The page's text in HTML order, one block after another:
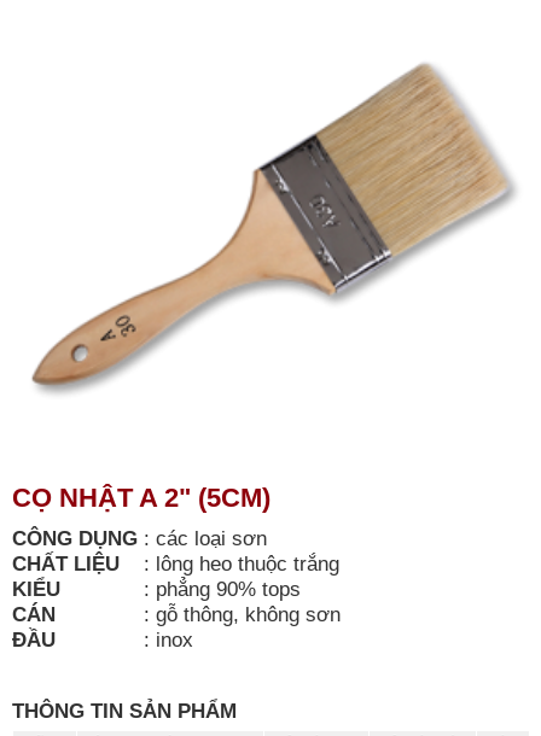
CỌ NHẬT A 2" (5CM)
CÔNG DỤNG : các loại sơn
CHẤT LIỆU
: lông heo thuộc trắng
KIỂU
: phẳng 90% tops
CÁN
: gỗ thông, không sơn
ĐẦU
: inox
THÔNG TIN SẢN PHẨM